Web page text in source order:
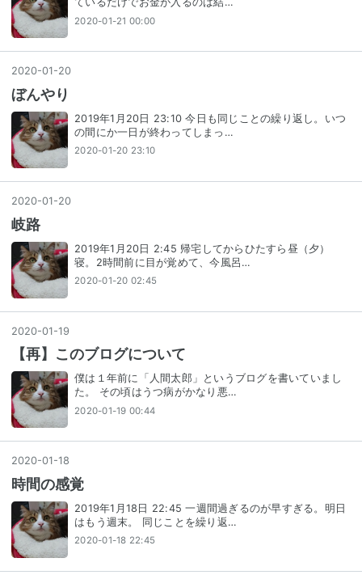
2020-01-21 00:00
2020-01 -20
ぼんやり
2019年1月20日 23:10 今日も同じことの繰り返し。いつ
の間にか一日が終わってしまっ…
2020-01-20 23:10
2020-01 -20
岐路
2019年1月20日 2:45 帰宅してからひたすら昼（夕）
寝。2時間前に目が覚めて、今風呂…
2020-01-20 02:45
2020-01-19
【再】このブログについて
僕は１年前に「人間太郎」というブログを書いていまし
た。 その頃はうつ病がかなり悪…
2020-01-19 00:44
2020-01 -18
時間の感覚
2019年1月18日 22:45 一週間過ぎるのが早すぎる。明日
はもう週末。 同じことを繰り返…
2020-01-18 22:45